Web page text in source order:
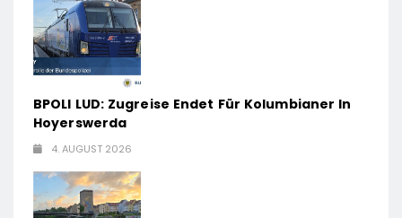
BPOLI LUD: Zugreise Endet Für Kolumbianer In
Hoyerswerda
4. AUGUST 2026